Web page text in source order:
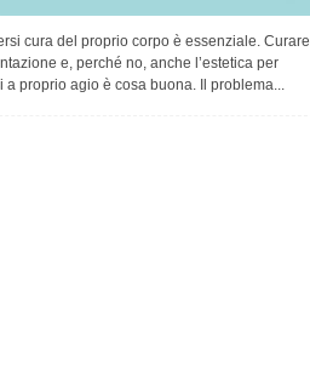
cura del proprio corpo è essenziale. Curare
e, perché no, anche l’estetica per
a proprio agio è cosa buona. Il problema...